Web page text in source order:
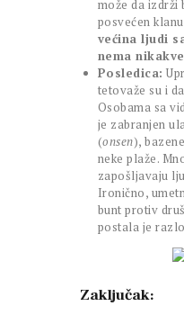
može da izdrži
posvećen
većina ljudi
nema
Posledica:
tetovaže su i
Osobama sa
je zabranjen
(onsen),
neke plaže.
zapošljavaju
Ironično,
bunt protiv
postala je
Zaključak: